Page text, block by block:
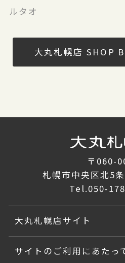
レット「ガレナッティ」
ルタオ
大丸札幌店 SHOP
〒060-
札幌市中央区北5
Tel.050-
大丸札幌店サイト
サイトのご利用にあたっ